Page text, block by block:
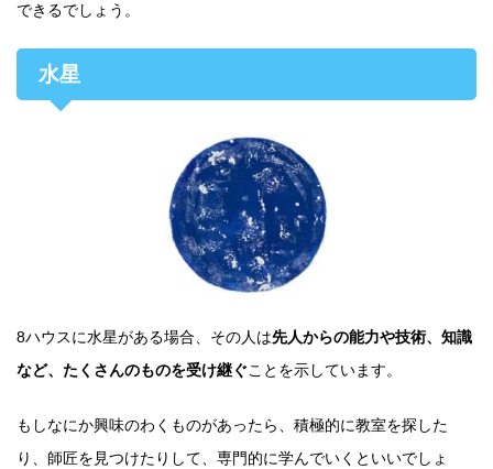
できるでしょう。
水星
8ハウスに水星がある場合、その人は先人からの能力や技術、知識
など、たくさんのものを受け継ぐことを示しています。
もしなにか興味のわくものがあったら、積極的に教室を探した
り、師匠を見つけたりして、専門的に学んでいくといいでしょ